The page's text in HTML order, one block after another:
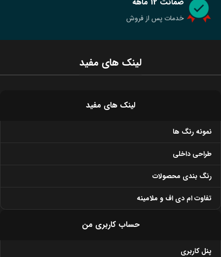
خدمات پس از فروش
لینک های مفید
حساب کاربری من
پنل کاربری
لینک های مفید
نمونه رنگ ها
طراحی داخلی
رنگ بندی محصولات
تفاوت ام دی اف و ملامینه